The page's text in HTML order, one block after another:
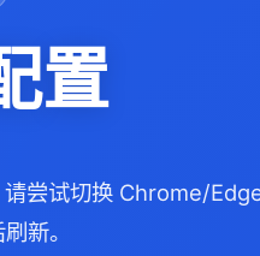
置
尝试切换 Chrome/
新。